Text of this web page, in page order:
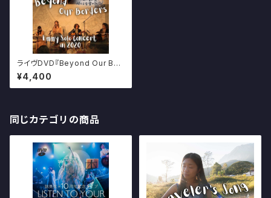
ライヴDVD『Beyond Our Bor
ders - ココロの国境を超える
音楽の旅へ - 』
¥4,400
同じカテゴリの商品